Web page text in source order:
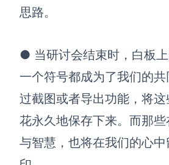
数据分析与策略
AI生成用户画像
AI生成Smart分析
AI生成波士顿矩阵
AI生成波特五力模型
智
AI生
AI生
AI写
AI对
思路。
● 当研讨会结束时，白板
一个符号都成为了我们的
过截图或者导出功能，将
花永久地保存下来。而那
与智慧，也将在我们的心